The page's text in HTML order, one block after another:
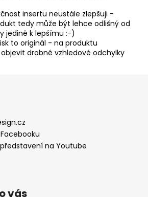
insertu neustále zlepšuji -
tedy může být lehce odlišný od
jedině k lepšímu :-)
to originál - na produktu
drobné vzhledové odchylky
na Youtube
vás